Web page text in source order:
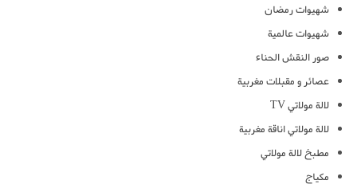
شهيوات رمضان
شهيوات عالمية
صور النقش الحناء
عصائر و مقبلات مغربية
لالة مولاتي TV
لالة مولاتي اناقة مغربية
مطبخ لالة مولاتي
مكياج